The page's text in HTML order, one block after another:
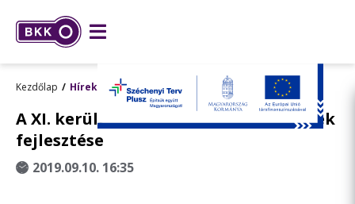
Kezdőlap Hírek
A XI. kerület közösségi közlekedésének
fejlesztése
2019.09.10. 16:35